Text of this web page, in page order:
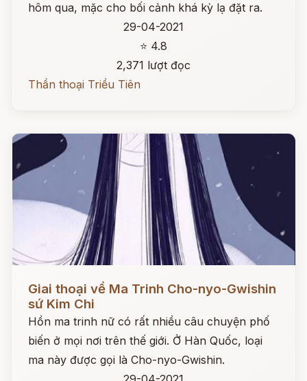
hôm qua, mặc cho bối cảnh khá kỳ lạ đặt ra.
29-04-2021
⭐ 4.8
2,371 lượt đọc
Thần thoại Triều Tiên
Giai thoại về Ma Trinh Cho-nyo-Gwishin
sứ Kim Chi
Hồn ma trinh nữ có rất nhiều câu chuyện phố
biến ở mọi nơi trên thế giới. Ở Hàn Quốc, loại
ma này được gọi là Cho-nyo-Gwishin.